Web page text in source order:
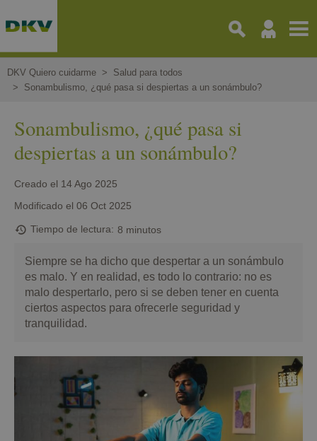
al
principal
DKV Quiero cuidarme
Salud para todos
Sonambulismo, ¿qué pasa si despiertas a un sonámbulo?
Sonambulismo, ¿qué pasa si
despiertas a un sonámbulo?
Creado el 14 Ago 2025
Modificado el 06 Oct 2025
Tiempo de lectura 8 minutos
Siempre se ha dicho que despertar a un sonámbulo
es malo. Y en realidad, es todo lo contrario: no es
malo despertarlo, pero si se deben tener en cuenta
ciertos aspectos para ofrecerle seguridad y
tranquilidad.